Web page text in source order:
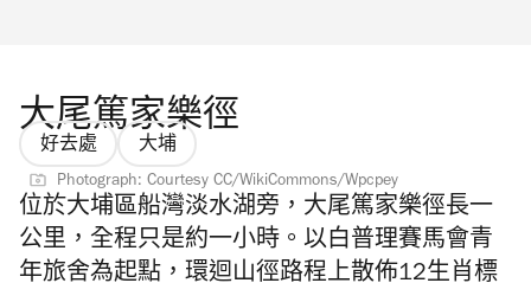
大尾篤家樂徑
好去處 大埔
Photograph: Courtesy CC/WikiCommons/Wpcpey
位於大埔區船灣淡水湖旁，大尾篤家樂徑長一
公里，全程只是約一小時。以白普理賽馬會青
年旅舍為起點，環迴山徑路程上散佈12生肖標